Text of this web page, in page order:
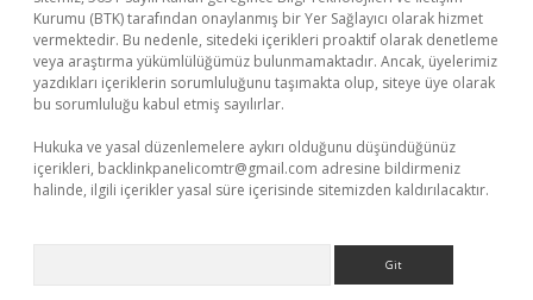
Kurumu (BTK) tarafından onaylanmış bir Yer Sağlayıcı olarak hizmet
vermektedir. Bu nedenle, sitedeki içerikleri proaktif olarak denetleme
veya araştırma yükümlülüğümüz bulunmamaktadır. Ancak, üyelerimiz
yazdıkları içeriklerin sorumluluğunu taşımakta olup, siteye üye olarak
bu sorumluluğu kabul etmiş sayılırlar.
Hukuka ve yasal düzenlemelere aykırı olduğunu düşündüğünüz
içerikleri, backlinkpanelicomtr@gmail.com adresine bildirmeniz
halinde, ilgili içerikler yasal süre içerisinde sitemizden kaldırılacaktır.